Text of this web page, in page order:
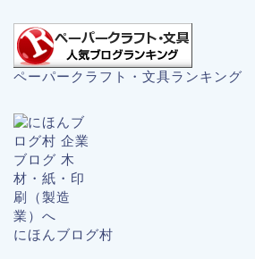
ペーパークラフト・文具ランキング
にほんブログ村